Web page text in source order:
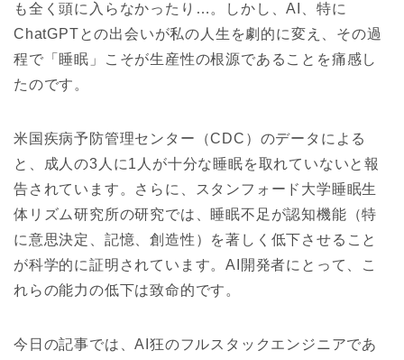
も全く頭に入らなかったり…。しかし、AI、特に
ChatGPTとの出会いが私の人生を劇的に変え、その過
程で「睡眠」こそが生産性の根源であることを痛感し
たのです。
米国疾病予防管理センター（CDC）のデータによる
と、成人の3人に1人が十分な睡眠を取れていないと報
告されています。さらに、スタンフォード大学睡眠生
体リズム研究所の研究では、睡眠不足が認知機能（特
に意思決定、記憶、創造性）を著しく低下させる こと
が科学的に証明されています。AI開発者にとって、こ
れらの能力の低下は致命的です。
今日の記事では、AI狂のフルスタックエンジニアであ